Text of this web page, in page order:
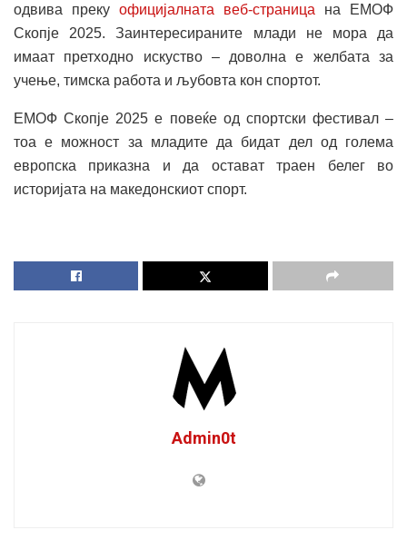
одвива преку официјалната веб-страница на ЕМОФ
Скопје 2025. Заинтересираните млади не мора да
имаат претходно искуство – доволна е желбата за
учење, тимска работа и љубовта кон спортот.
ЕМОФ Скопје 2025 е повеќе од спортски фестивал –
тоа е можност за младите да бидат дел од голема
европска приказна и да остават траен белег во
историјата на македонскиот спорт.
Admin0t